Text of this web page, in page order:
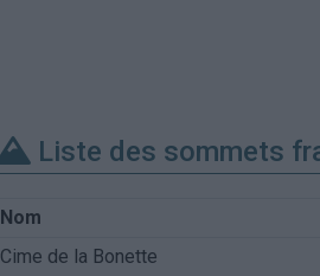
Liste des sommets
Nom
Cime de la Bonette